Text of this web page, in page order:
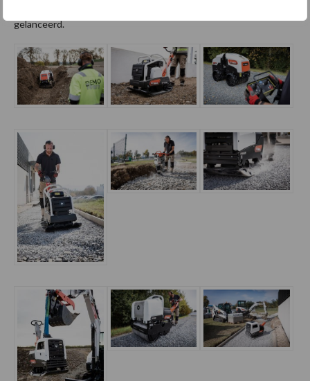
gelanceerd.